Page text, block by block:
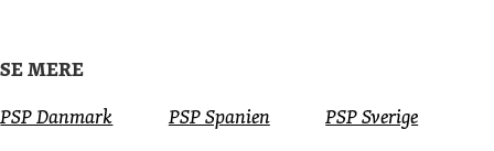
SE MERE
PSP Dan­mark PSP Spanien PSP Sverige